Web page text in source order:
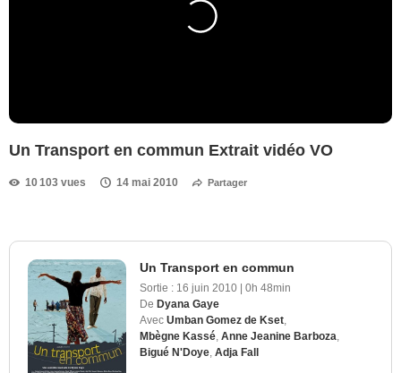
Un Transport en commun Extrait vidéo VO
10 103 vues 14 mai 2010 Partager
Un Transport en commun
Sortie : 16 juin 2010 | 0h 48min
De Dyana Gaye
Avec Umban Gomez de Kset
Mbègne Kassé Anne Jeanine Barboza
Bigué N'Doye Adja Fall